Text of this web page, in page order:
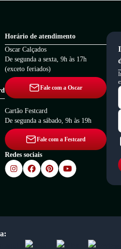
Horário de atendimento
Oscar Calçados
De segunda a sexta, 9h às 17h
(exceto feriados)
Fale com a Oscar
Cartão Festcard
De segunda a sábado, 9h às 19h
Fale com a Festcard
Redes sociais